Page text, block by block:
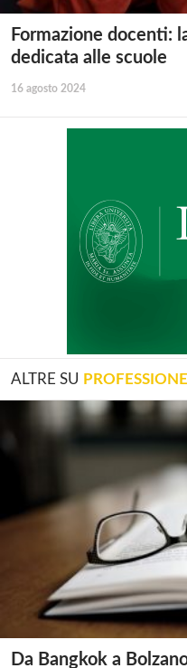
Formazione docenti:
dedicata alle scuole
16 agosto 2024
ALTRE SU
Da Bangkok a